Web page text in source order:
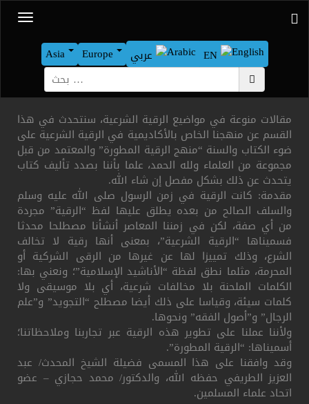
Asia Europe EN
بحث
مقالات منوعة في مواضيع الرقية الشرعية، سنتحدث في هذا
القسم عن منهجنا الخاص بالأكاديمية في الرقية الشرعية على
ضوء الكتاب والسنة “منهج الرقية المطورة” والمعتمد من قبل
مجموعة من العلماء ولله الحمد، علما بأننا بصدد تأليف كتاب
يتحدث عن ذلك بشكل مفصل إن شاء الله.
مقدمة: كانت الرقية في زمن الرسول صلى الله عليه وسلم
والسلف الصالح من بعده يطلق عليها لفظ “الرقية” مجردة
من أي صفة، لكن في زمننا المعاصر أنشأنا مصطلحا محدثا
فسميناها “الرقية الشرعية”، بمعنى أنها رقية لا تخالف
الشرع، وذلك تمييزا لها عن غيرها من الرقى الشركية أو
المحرمة، مثلما نطق لفظة “الأناشيد الإسلامية”؛ ونعني بها:
الكلمات الملحنة بلا مخالفات شرعية، أي بلا موسيقى ولا
كلمات سيئة، وقياسا على ذلك أيضا مصطلح “التجويد” و”علم
الرجال” و”أصول الفقه” ونحوها.
ولأننا عملنا على تطوير هذه الرقية عبر تجاربنا وملاحظاتنا؛
أسميناها: “الرقية المطورة”.
وقد وافقنا على هذا المسمى فضيلة الشيخ المحدث/ عبد
العزيز الطريفي حفظه الله، والدكتور/ محمد حجازي – عضو
اتحاد علماء المسلمين.